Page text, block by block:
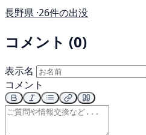
長野県 ·26件の出没
コメント (0)
表示名
コメント